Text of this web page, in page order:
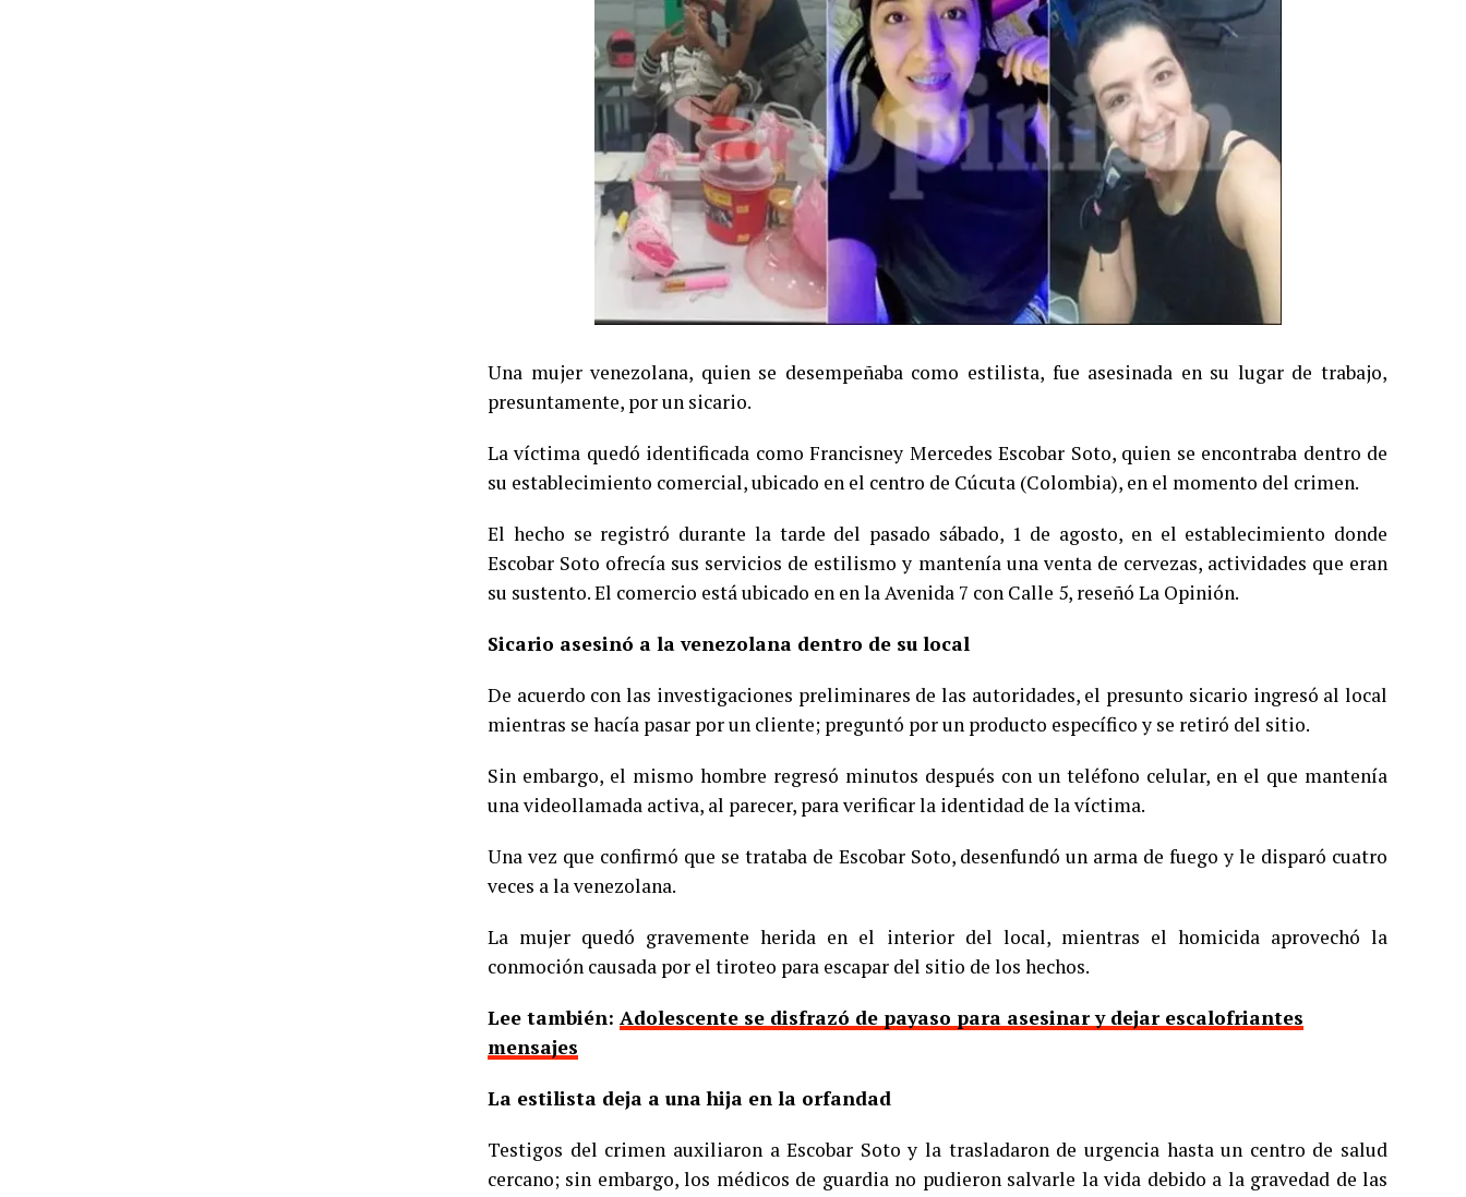
Una mujer venezolana, quien se desempeñaba como estilista, fue asesinada en su lugar de trabajo,
presuntamente, por un sicario.
La víctima quedó identificada como Francisney Mercedes Escobar Soto, quien se encontraba dentro de
su establecimiento comercial, ubicado en el centro de Cúcuta (Colombia), en el momento del crimen.
El hecho se registró durante la tarde del pasado sábado, 1 de agosto, en el establecimiento donde
Escobar Soto ofrecía sus servicios de estilismo y mantenía una venta de cervezas, actividades que eran
su sustento. El comercio está ubicado en en la Avenida 7 con Calle 5, reseñó La Opinión.
Sicario asesinó a la venezolana dentro de su local
De acuerdo con las investigaciones preliminares de las autoridades, el presunto sicario ingresó al local
mientras se hacía pasar por un cliente; preguntó por un producto específico y se retiró del sitio.
Sin embargo, el mismo hombre regresó minutos después con un teléfono celular, en el que mantenía
una videollamada activa, al parecer, para verificar la identidad de la víctima.
Una vez que confirmó que se trataba de Escobar Soto, desenfundó un arma de fuego y le disparó cuatro
veces a la venezolana.
La mujer quedó gravemente herida en el interior del local, mientras el homicida aprovechó la
conmoción causada por el tiroteo para escapar del sitio de los hechos.
Lee también: Adolescente se disfrazó de payaso para asesinar y dejar escalofriantes
mensajes
La estilista deja a una hija en la orfandad
Testigos del crimen auxiliaron a Escobar Soto y la trasladaron de urgencia hasta un centro de salud
cercano; sin embargo, los médicos de guardia no pudieron salvarle la vida debido a la gravedad de las